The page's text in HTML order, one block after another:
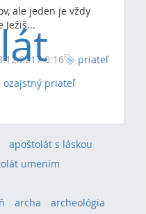
ale jeden je vždy
Ježiš...
0:16
priateľ
ozajstný priateľ
apoštolát s láskou
umením
archa
archeológia